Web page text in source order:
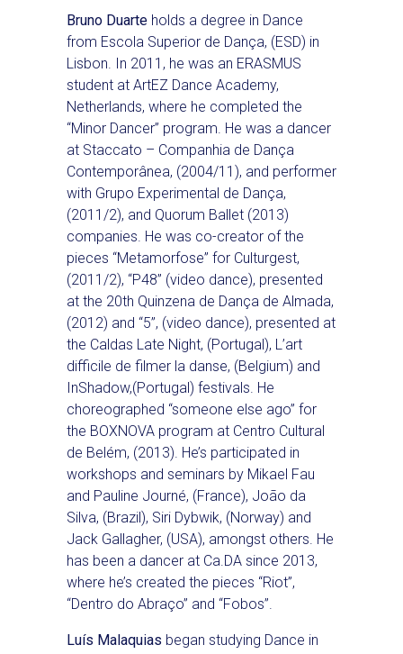
Bruno Duarte holds a degree in Dance
from Escola Superior de Dança, (ESD) in
Lisbon. In 2011, he was an ERASMUS
student at ArtEZ Dance Academy,
Netherlands, where he completed the
“Minor Dancer” program. He was a dancer
at Staccato – Companhia de Dança
Contemporânea, (2004/11), and performer
with Grupo Experimental de Dança,
(2011/2), and Quorum Ballet (2013)
companies. He was co-creator of the
pieces “Metamorfose” for Culturgest,
(2011/2), “P48” (video dance), presented
at the 20th Quinzena de Dança de Almada,
(2012) and “5”, (video dance), presented at
the Caldas Late Night, (Portugal), L’art
difficile de filmer la danse, (Belgium) and
InShadow,(Portugal) festivals. He
choreographed “someone else ago” for
the BOXNOVA program at Centro Cultural
de Belém, (2013). He’s participated in
workshops and seminars by Mikael Fau
and Pauline Journé, (France), João da
Silva, (Brazil), Siri Dybwik, (Norway) and
Jack Gallagher, (USA), amongst others. He
has been a dancer at Ca.DA since 2013,
where he’s created the pieces “Riot”,
“Dentro do Abraço” and “Fobos”.
Luís Malaquias began studying Dance in